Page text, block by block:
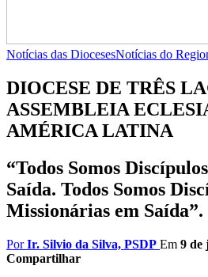
Notícias das DiocesesNotícias do
DIOCESE DE TRÊS
ASSEMBLEIA
AMÉRICA LATINA
“Todos Somos
Saída. Todos Somos
Missionárias em Saída”.
PorIr. Silvio da Silva, PSDP Em 9 de
Compartilhar